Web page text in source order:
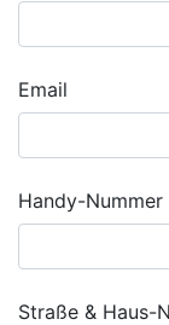
Email
Handy-Nummer
Straße & Haus-